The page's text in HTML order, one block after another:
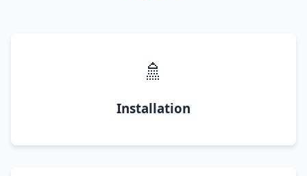
🚿
Installation